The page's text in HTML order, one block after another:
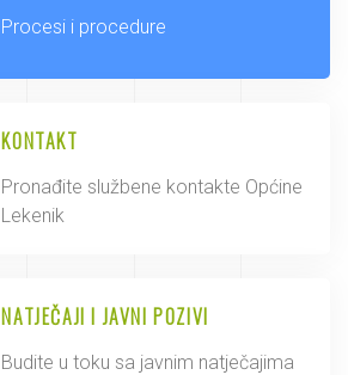
Procesi i procedure
KONTAKT
Pronađite službene kontakte Općine
Lekenik
NATJEČAJI I JAVNI POZIVI
Budite u toku sa javnim natječajima